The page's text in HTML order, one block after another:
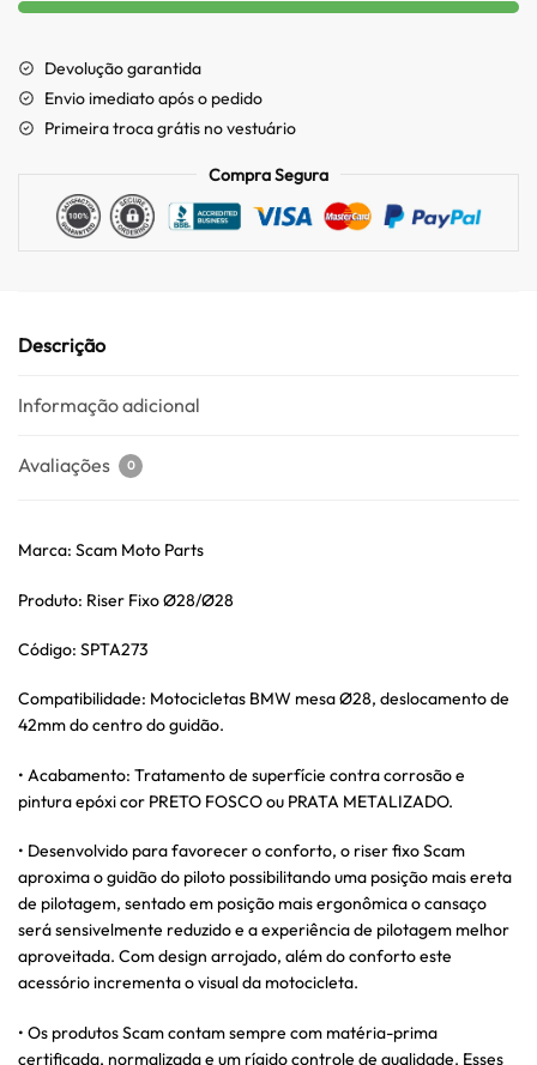
Devolução garantida
Envio imediato após o pedido
Primeira troca grátis no vestuário
Compra Segura
Descrição
Informação adicional
Avaliações 0
Marca: Scam Moto Parts
Produto: Riser Fixo Ø28/Ø28
Código: SPTA273
Compatibilidade: Motocicletas BMW mesa Ø28, deslocamento de
42mm do centro do guidão.
• Acabamento: Tratamento de superfície contra corrosão e
pintura epóxi cor PRETO FOSCO ou PRATA METALIZADO.
• Desenvolvido para favorecer o conforto, o riser fixo Scam
aproxima o guidão do piloto possibilitando uma posição mais ereta
de pilotagem, sentado em posição mais ergonômica o cansaço
será sensivelmente reduzido e a experiência de pilotagem melhor
aproveitada. Com design arrojado, além do conforto este
acessório incrementa o visual da motocicleta.
• Os produtos Scam contam sempre com matéria-prima
certificada, normalizada e um rígido controle de qualidade. Esses